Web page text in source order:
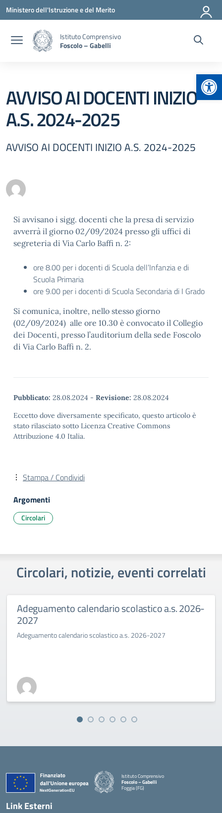
Vai ai contenuti
Vai al menu di navigazione
Vai al footer
Ministero dell'Istruzione e del Merito
Istituto Comprensivo
Foscolo – Gabelli
AVVISO AI DOCENTI INIZIO
A.S. 2024-2025
AVVISO AI DOCENTI INIZIO A.S. 2024-2025
Si avvisano i sigg. docenti che la presa di servizio
avverrà il giorno 02/09/2024 presso gli uffici di
segreteria di Via Carlo Baffi n. 2:
ore 8.00 per i docenti di Scuola dell’Infanzia e di
Scuola Primaria
ore 9.00 per i docenti di Scuola Secondaria di I Grado
Si comunica, inoltre, nello stesso giorno
(02/09/2024) alle ore 10.30 è convocato il Collegio
dei Docenti, presso l’auditorium della sede Foscolo
di Via Carlo Baffi n. 2.
Pubblicato: 28.08.2024 - Revisione: 28.08.2024
Eccetto dove diversamente specificato, questo articolo è
stato rilasciato sotto Licenza Creative Commons
Attribuzione 4.0 Italia.
Stampa / Condividi
Argomenti
Circolari
Circolari, notizie, eventi correlati
Adeguamento calendario scolastico a.s. 2026-
2027
Adeguamento calendario scolastico a.s. 2026-2027
Istituto Comprensivo
Foscolo – Gabelli
Foggia (FG)
— Visita la pagina iniziale della scuola
Link Esterni